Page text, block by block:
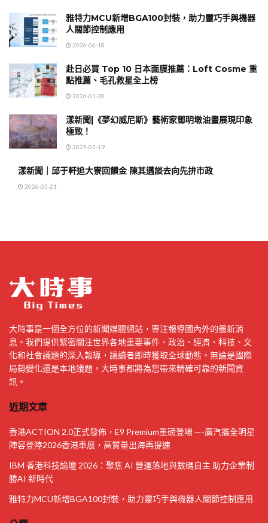
雅特力MCU新增BGA100封裝，助力靈巧手與機器
人關節控制應用
2026-06-18
赴日必買 Top 10 日本面膜推薦：Loft Cosme 重
點推薦、毛孔救星全上榜
2026-01-30
漾新聞|《夢幻威尼斯》藝術家鄧明墩油畫展現印象
極致！
2025-03-19
漾新聞｜邱于軒追大寮回饋金 陳其邁談去向先拚市政
2026-05-21
大時事是一個全方位的新聞媒體網站，專注報導國內外的最新消
息。我們提供緊密關注世界各地重要事件、政治、經濟、科技、文
化和社會議題的深入報導，讓讀者即時獲取全球動態。無論是國際
局勢變化還是本地議題，大時事都將為您帶來精確可靠的新聞資
訊。
近期文章
香港ACTION 2.0正式發佈，E9 Premium重磅登場 —-廣汽攜全明星
陣容登陸2026香港車展，高質量出海再提速
IBM 香港科技論壇 2026：聚焦 AI 營運落地與數碼自主 助力企業制
勝AI 新時代
雅特力MCU新增BGA100封裝，助力靈巧手與機器人關節控制應用